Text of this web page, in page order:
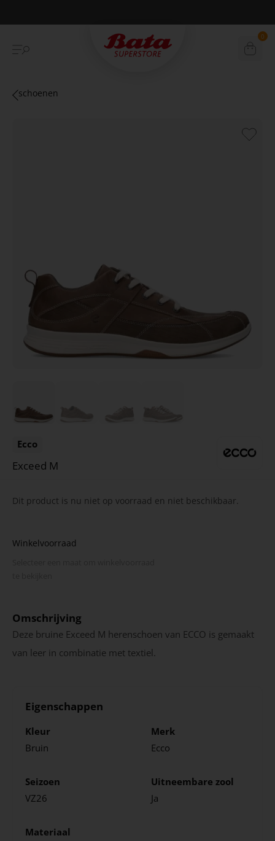
Betaal achteraf met Klarna 0
schoenen
Ecco
Exceed M
Dit product is nu niet op voorraad en niet beschikbaar.
Winkelvoorraad
Omschrijving
Deze bruine Exceed M herenschoen van ECCO is gemaakt
van leer in combinatie met textiel.
Eigenschappen
Kleur
Bruin
Merk
Ecco
Seizoen
VZ26
Uitneembare zool
Ja
Materiaal